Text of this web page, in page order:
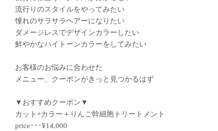
︎流行りのスタイルをやってみたい
︎憧れのサラサラヘアーになりたい
︎ダメージレスでデザインカラーしたい
︎鮮やかなハイトーンカラーをしてみたい
お客様のお悩みに合わせた
メニュー、クーポンがきっと見つかるはず
▼おすすめクーポン▼
カット+カラー＋りんご幹細胞トリートメント
price･･･¥14,000